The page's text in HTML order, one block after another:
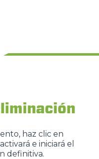
haz clic en
e iniciará el
definitiva.